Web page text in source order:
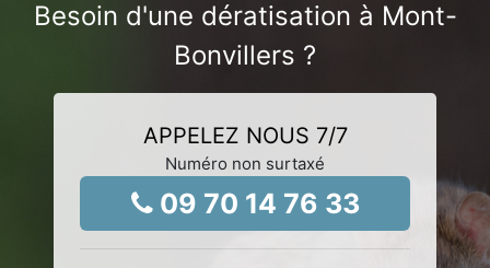
Besoin d'une dératisation à Mont-
Bonvillers ?
APPELEZ NOUS 7/7
Numéro non surtaxé
09 70 14 76 33